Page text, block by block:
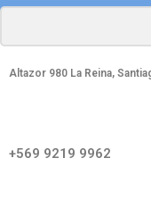
Altazor 980 La Reina,
+569 9219 9962